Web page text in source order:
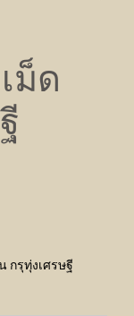
ม็ด
กรุทุ่งเศรษฐี